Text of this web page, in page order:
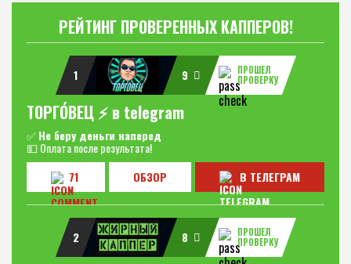
РЕЙТИНГ ПРОВЕРЕННЫХ КАППЕРОВ!
1 9
ПРОШЕЛ
ПРОВЕРКУ
ТОРГО́ВЕЦ ⚡️ в telegram
✅Не беру деньги наперед
💵 Оплата после результата!
71
ОБЗОР В ТЕЛЕГРАМ
2 8
ПРОШЕЛ
ПРОВЕРКУ